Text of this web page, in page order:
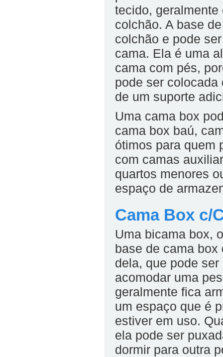
tecido,
colchão. A base
colchão e pode
cama. Ela é uma
cama com pés,
pode ser
de um suporte
Uma cama box
cama box baú,
ótimos para quem
com camas
quartos menores
espaço de
Cama Box c/
Uma bicama box,
base de cama
dela, que pode
acomodar uma
geralmente fica
um espaço que é
estiver em uso.
ela pode ser
dormir para outra